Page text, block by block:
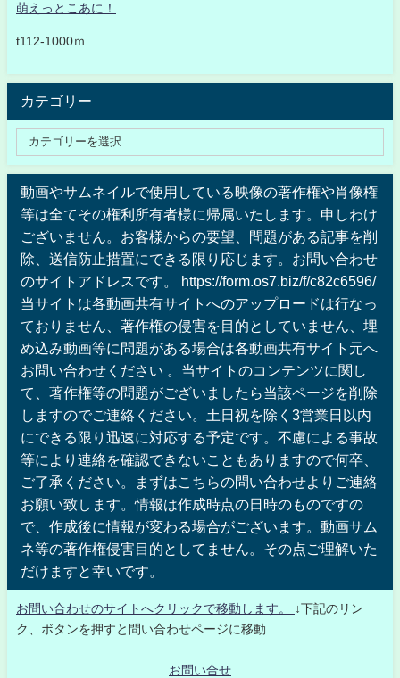
萌えっとこあに！
t112-1000ｍ
カテゴリー
動画やサムネイルで使用している映像の著作権や肖像権
等は全てその権利所有者様に帰属いたします。申しわけ
ございません。お客様からの要望、問題がある記事を削
除、送信防止措置にできる限り応じます。お問い合わせ
のサイトアドレスです。 https://form.os7.biz/f/c82c6596/
当サイトは各動画共有サイトへのアップロードは行なっ
ておりません、著作権の侵害を目的としていません、埋
め込み動画等に問題がある場合は各動画共有サイト元へ
お問い合わせください 。当サイトのコンテンツに関し
て、著作権等の問題がございましたら当該ページを削除
しますのでご連絡ください。土日祝を除く3営業日以内
にできる限り迅速に対応する予定です。不慮による事故
等により連絡を確認できないこともありますので何卒、
ご了承ください。まずはこちらの問い合わせよりご連絡
お願い致します。情報は作成時点の日時のものですの
で、作成後に情報が変わる場合がございます。動画サム
ネ等の著作権侵害目的としてません。その点ご理解いた
だけますと幸いです。
お問い合わせのサイトへクリックで移動します。
↓下記のリン
ク、ボタンを押すと問い合わせページに移動
お問い合せ